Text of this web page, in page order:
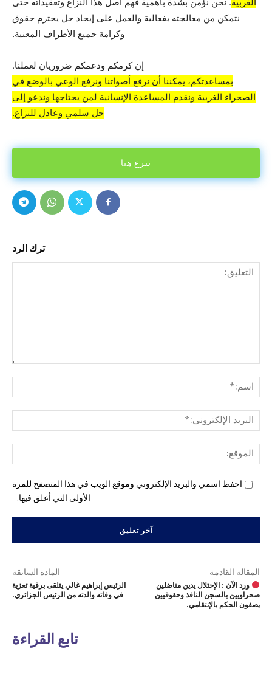
نتمكن من معالجته بفعالية والعمل على إيجاد حل يحترم حقوق
وكرامة جميع الأطراف المعنية.
إن كرمكم ودعمكم ضروريان لعملنا.
بمساعدتكم، يمكننا أن نرفع أصواتنا ونرفع الوعي بالوضع في
الصحراء الغربية ونقدم المساعدة الإنسانية لمن يحتاجها وندعو إلى
حل سلمي وعادل للنزاع.
تبرع هنا
ترك الرد
احفظ اسمي والبريد الإلكتروني وموقع الويب في هذا المتصفح للمرة
الأولى التي أعلق فيها.
المادة السابقة
الرئيس إبراهيم غالي يتلقى برقية تعزية
في وفاته والدته من الرئيس الجزائري.
المقالة القادمة
ورد الآن : الإحتلال يدين مناضلين
صحراويين بالسجن النافذ وحقوقيين
يصفون الحكم بالإنتقامي.
تابع القراءة